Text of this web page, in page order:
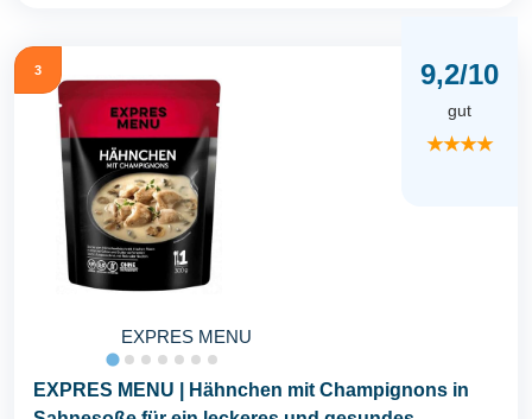
3
EXPRES MENU
9,2/10
gut
★★★★
EXPRES MENU | Hähnchen mit Champignons in